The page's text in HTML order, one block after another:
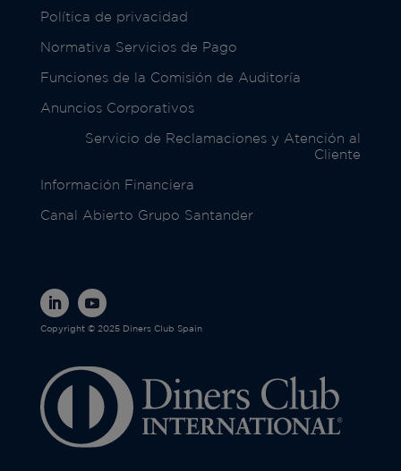
Política de privacidad
Normativa Servicios de Pago
Funciones de la Comisión de Auditoría
Anuncios Corporativos
Servicio de Reclamaciones y Atención al
Cliente
Información Financiera
Canal Abierto Grupo Santander
Copyright © 2025 Diners Club Spain